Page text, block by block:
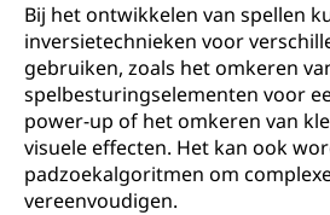
Bij het ontwikkelen van spellen
inversietechnieken voor
gebruiken, zoals het omkeren
spelbesturingselementen voor
power-up of het omkeren van
visuele effecten. Het kan ook
padzoekalgoritmen om
vereenvoudigen.